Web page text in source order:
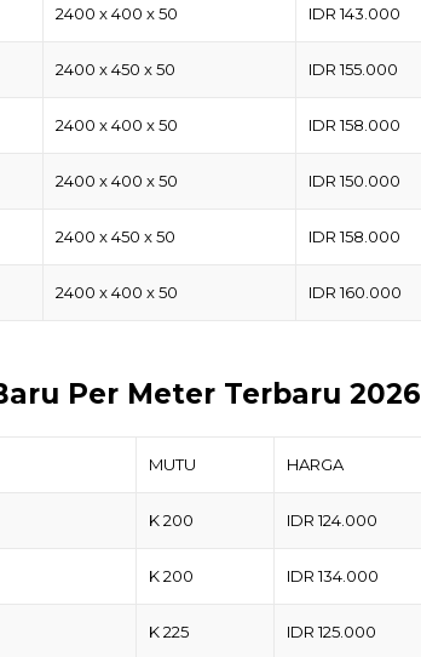
2400 x 400 x 50 IDR 143.000
2400 x 450 x 50 IDR 155.000
2400 x 400 x 50 IDR 158.000
2400 x 400 x 50 IDR 150.000
2400 x 450 x 50 IDR 158.000
2400 x 400 x 50 IDR 160.000
Per Meter Terbaru 2026
MUTU HARGA
K 200 IDR 124.000
K 200 IDR 134.000
K 225 IDR 125.000